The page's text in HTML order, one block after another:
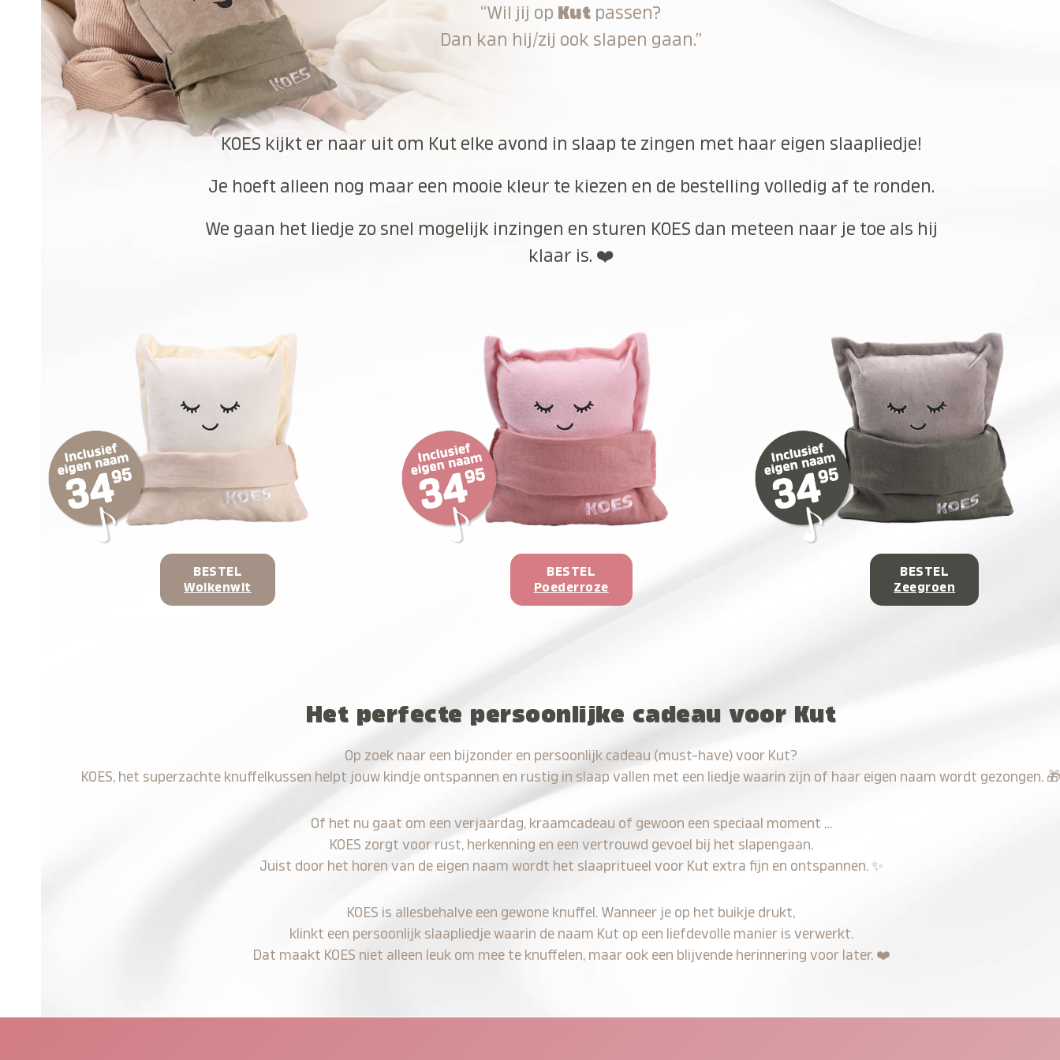
“Wil jij op Kut passen?
Dan kan hij/zij ook slapen gaan.”
KOES kijkt er naar uit om Kut elke avond in slaap te zingen met haar eigen slaapliedje!
Je hoeft alleen nog maar een mooie kleur te kiezen en de bestelling volledig af te ronden.
We gaan het liedje zo snel mogelijk inzingen en sturen KOES dan meteen naar je toe als hij
klaar is. ❤️
BESTEL
Wolkenwit
BESTEL
Poederroze
BESTEL
Zeegroen
Het perfecte persoonlijke cadeau voor Kut
Op zoek naar een bijzonder en persoonlijk cadeau (must-have) voor Kut?
KOES, het superzachte knuffelkussen helpt jouw kindje ontspannen en rustig in slaap vallen met een liedje waarin zijn of haar eigen naam wordt gezongen.
Of het nu gaat om een verjaardag, kraamcadeau of gewoon een speciaal moment …
KOES zorgt voor rust, herkenning en een vertrouwd gevoel bij het slapengaan.
Juist door het horen van de eigen naam wordt het slaapritueel voor Kut extra fijn en ontspannen. ✨
KOES is allesbehalve een gewone knuffel. Wanneer je op het buikje drukt,
klinkt een persoonlijk slaapliedje waarin de naam Kut op een liefdevolle manier is verwerkt.
Dat maakt KOES niet alleen leuk om mee te knuffelen, maar ook een blijvende herinnering voor later. ❤️